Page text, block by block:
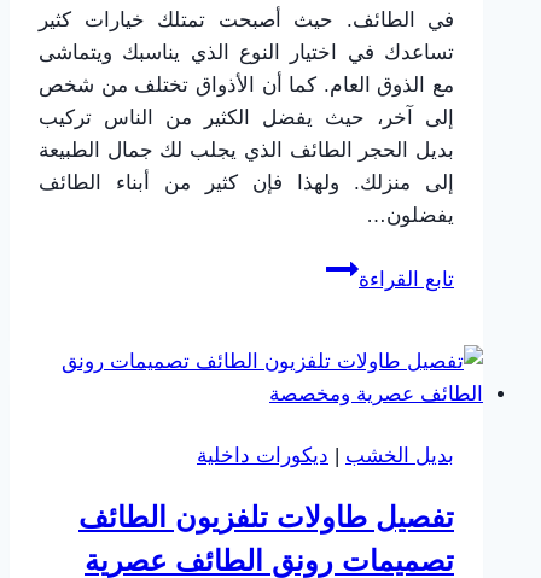
في الطائف. حيث أصبحت تمتلك خيارات كثير
تساعدك في اختيار النوع الذي يناسبك ويتماشى
مع الذوق العام. كما أن الأذواق تختلف من شخص
إلى آخر، حيث يفضل الكثير من الناس تركيب
بديل الحجر الطائف الذي يجلب لك جمال الطبيعة
إلى منزلك. ولهذا فإن كثير من أبناء الطائف
يفضلون…
تابع القراءة
تركيب
الطائف
ت:
ديكورات
الحجر
الحويه
بديل الخشب | ديكورات داخلية
تفصيل طاولات تلفزيون الطائف
تصميمات رونق الطائف عصرية